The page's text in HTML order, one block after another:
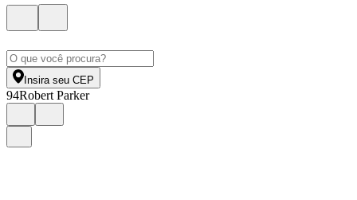
Insira seu CEP
94Robert Parker